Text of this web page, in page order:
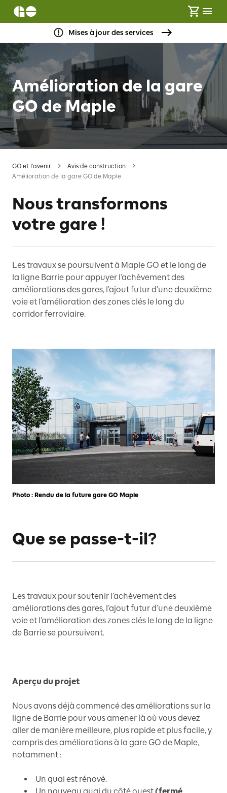
Mises à jour des services
Amélioration de la gare
GO de Maple
GO et l'avenir
Avis de construction
Amélioration de la gare GO de Maple
Nous transformons
votre gare !
Les travaux se poursuivent à Maple GO et le long de
la ligne Barrie pour appuyer l’achèvement des
améliorations des gares, l’ajout futur d’une deuxième
voie et l’amélioration des zones clés le long du
corridor ferroviaire.
Photo : Rendu de la future gare GO Maple
Que se passe-t-il?
Les travaux pour soutenir l’achèvement des
améliorations des gares, l’ajout futur d’une deuxième
voie et l’amélioration des zones clés le long de la ligne
de Barrie se poursuivent.
Aperçu du projet
Nous avons déjà commencé des améliorations sur la
ligne de Barrie pour vous amener là où vous devez
aller de manière meilleure, plus rapide et plus facile, y
compris des améliorations à la gare GO de Maple,
notamment :
Un quai est rénové.